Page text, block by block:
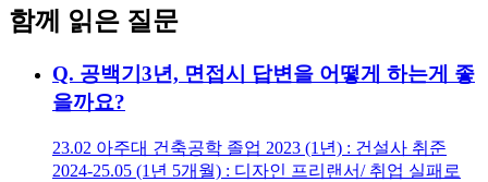
함께 읽은 질문
Q. 공백기3년, 면접시 답변을 어떻게 하는게 좋
을까요?
23.02 아주대 건축공학 졸업 2023 (1년) : 건설사 취준
2024-25.05 (1년 5개월) : 디자인 프리랜서/ 취업 실패로